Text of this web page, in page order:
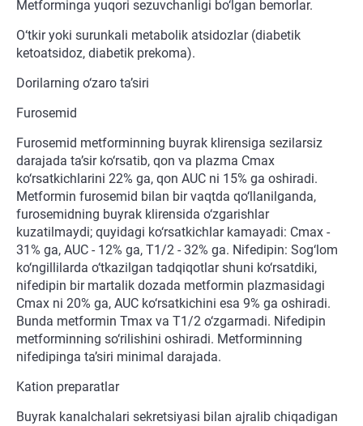
Metforminga yuqori sezuvchanligi bo‘lgan bemorlar.
O‘tkir yoki surunkali metabolik atsidozlar (diabetik
ketoatsidoz, diabetik prekoma).
Dorilarning o‘zaro ta’siri
Furosemid
Furosemid metforminning buyrak klirensiga sezilarsiz
darajada ta’sir ko‘rsatib, qon va plazma Cmax
ko‘rsatkichlarini 22% ga, qon AUC ni 15% ga oshiradi.
Metformin furosemid bilan bir vaqtda qo‘llanilganda,
furosemidning buyrak klirensida o‘zgarishlar
kuzatilmaydi; quyidagi ko‘rsatkichlar kamayadi: Cmax -
31% ga, AUC - 12% ga, T1/2 - 32% ga. Nifedipin: Sog‘lom
ko‘ngillilarda o‘tkazilgan tadqiqotlar shuni ko‘rsatdiki,
nifedipin bir martalik dozada metformin plazmasidagi
Cmax ni 20% ga, AUC ko‘rsatkichini esa 9% ga oshiradi.
Bunda metformin Tmax va T1/2 o‘zgarmadi. Nifedipin
metforminning so‘rilishini oshiradi. Metforminning
nifedipinga ta’siri minimal darajada.
Kation preparatlar
Buyrak kanalchalari sekretsiyasi bilan ajralib chiqadigan